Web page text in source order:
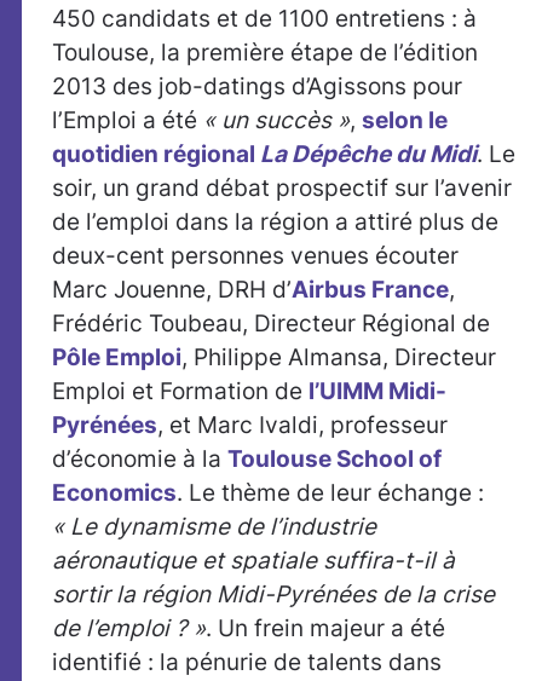
450 candidats et de 1100 entretiens : à
Toulouse, la première étape de l’édition
2013 des job-datings d’Agissons pour
l’Emploi a été « un succès », selon le
quotidien régional La Dépêche du Midi. Le
soir, un grand débat prospectif sur l’avenir
de l’emploi dans la région a attiré plus de
deux-cent personnes venues écouter
Marc Jouenne, DRH d’Airbus France,
Frédéric Toubeau, Directeur Régional de
Pôle Emploi, Philippe Almansa, Directeur
Emploi et Formation de l’UIMM Midi-
Pyrénées, et Marc Ivaldi, professeur
d’économie à la Toulouse School of
Economics. Le thème de leur échange :
« Le dynamisme de l’industrie
aéronautique et spatiale suffira-t-il à
sortir la région Midi-Pyrénées de la crise
de l’emploi ? ». Un frein majeur a été
identifié : la pénurie de talents dans